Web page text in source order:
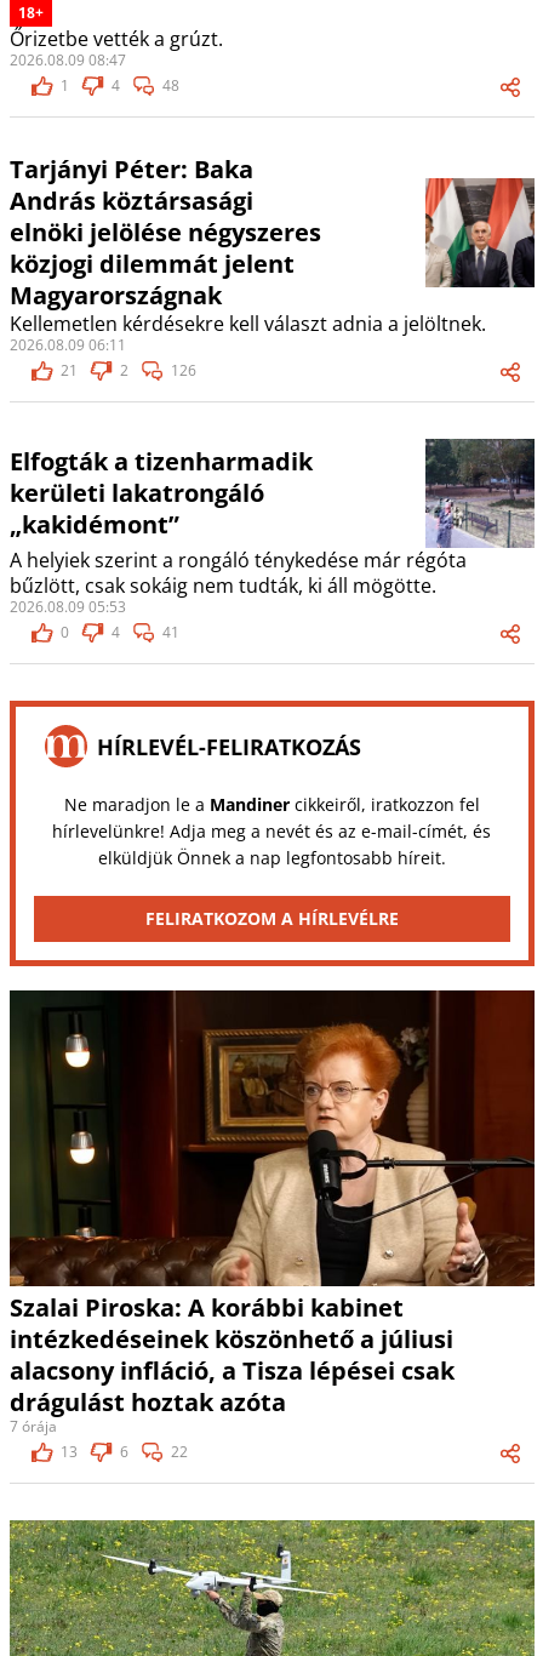
18+
Őrizetbe vették a grúzt.
2026.08.09 08:47
1
4 48
Tarjányi Péter: Baka
András köztársasági
elnöki jelölése négyszeres
közjogi dilemmát jelent
Magyarországnak
Kellemetlen kérdésekre kell választ adnia a jelöltnek.
2026.08.09 06:11
21
2 126
Elfogták a tizenharmadik
kerületi lakatrongáló
„kakidémont”
A helyiek szerint a rongáló ténykedése már régóta
bűzlött, csak sokáig nem tudták, ki áll mögötte.
2026.08.09 05:53
0
4 41
HÍRLEVÉL-FELIRATKOZÁS
Ne maradjon le a Mandinercikkeiről, iratkozzon fel
hírlevelünkre! Adja meg a nevét és az e-mail-címét, és
elküldjük Önnek a nap legfontosabb híreit.
FELIRATKOZOM A HÍRLEVÉLRE
Szalai Piroska: A korábbi kabinet
intézkedéseinek köszönhető a júliusi
alacsony infláció, a Tisza lépései csak
drágulást hoztak azóta
7 órája
13
6 22